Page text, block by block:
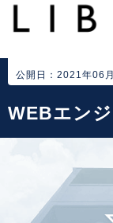
公開日：2021年06
WEBエン